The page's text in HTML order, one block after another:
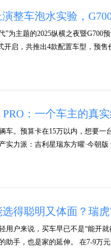
整车泡水实验，
”为主题的2025纵横之夜暨G700
开启，共推出4款配置车型，预
：一个车主的真
车。预算卡在15万以内，想要
实力派：吉利星瑞东方曜·今朝
得聪明又体面？瑞
用户来说，买车早已不是“能开
助手，也是家的延伸。 在7-9